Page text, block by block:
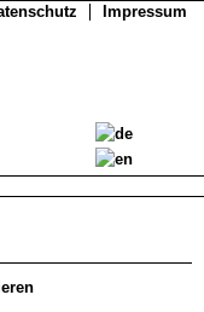
Impressum